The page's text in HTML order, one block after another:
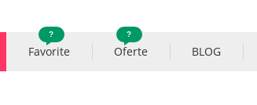
Favorite
?
Oferte
?
BLOG